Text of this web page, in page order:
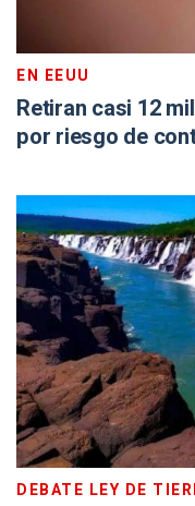
EN EEUU
Retiran casi 12
por riesgo de
DEBATE LEY DE